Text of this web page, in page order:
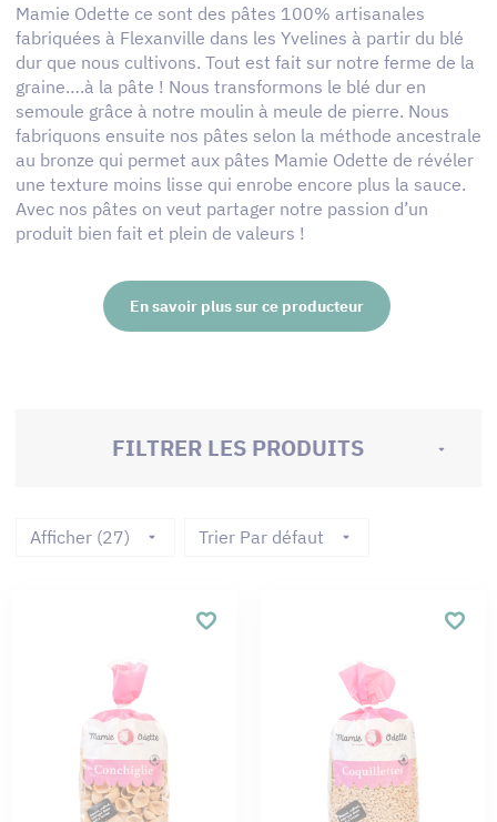
Mamie Odette ce sont des pâtes 100% artisanales
fabriquées à Flexanville dans les Yvelines à partir du blé
dur que nous cultivons. Tout est fait sur notre ferme de la
graine….à la pâte ! Nous transformons le blé dur en
semoule grâce à notre moulin à meule de pierre. Nous
fabriquons ensuite nos pâtes selon la méthode ancestrale
au bronze qui permet aux pâtes Mamie Odette de révéler
une texture moins lisse qui enrobe encore plus la sauce.
Avec nos pâtes on veut partager notre passion d’un
produit bien fait et plein de valeurs !
En savoir plus sur ce producteur
FILTRER LES PRODUITS
Afficher (27) Trier Par défaut